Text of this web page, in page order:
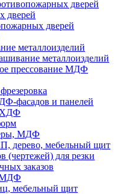
дверей
дверей
дверей
металлоизделий
металлоизделий
прессование МДФ
фасадов и панелей
ХДФ
МДФ
дерево, мебельный щит
(чертежей) для резки
заказов
МДФ
мебельный щит